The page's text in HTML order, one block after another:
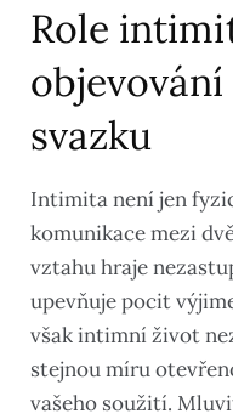
Role
svazku
Intimita není jen
komunikace mezi
vztahu hraje
upevňuje pocit
však intimní život
stejnou míru
vašeho soužití.